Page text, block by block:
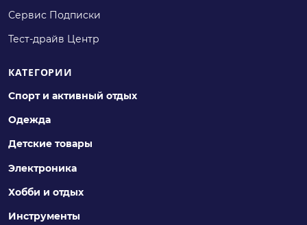
Сервис Подписки
Тест-драйв Центр
КАТЕГОРИИ
Спорт и активный отдых
Одежда
Детские товары
Электроника
Хобби и отдых
Инструменты